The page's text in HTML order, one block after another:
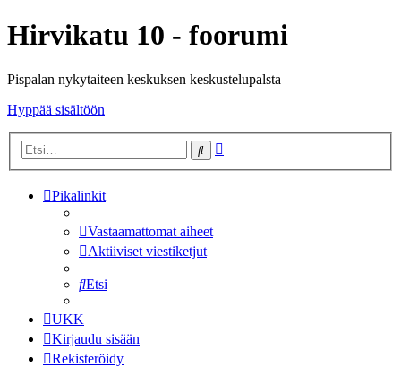
Hirvikatu 10 - foorumi
Pispalan nykytaiteen keskuksen keskustelupalsta
Hyppää sisältöön
Etsi
Pikalinkit
Vastaamattomat aiheet
Aktiiviset viestiketjut
Etsi
UKK
Kirjaudu sisään
Rekisteröidy